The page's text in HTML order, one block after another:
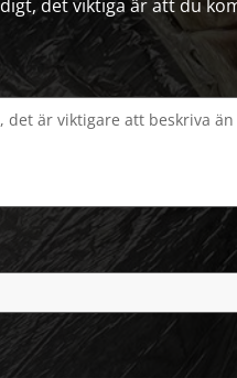
det viktiga är att du